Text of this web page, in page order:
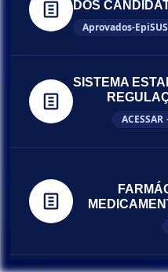
DOS
Aprovados-
SISTEMA
ACESSAR